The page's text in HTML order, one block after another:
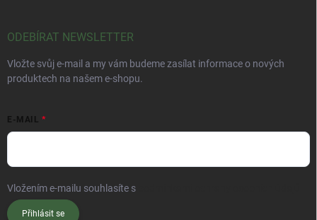
ODEBÍRAT NEWSLETTER
Vložte svůj e-mail a my vám budeme zasílat informace o nových
produktech na našem e-shopu.
E-MAIL
Vložením e-mailu souhlasíte s
Přihlásit se